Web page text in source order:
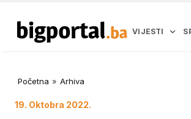
VIJESTI
Početna » Arhiva
19. Oktobra 2022.